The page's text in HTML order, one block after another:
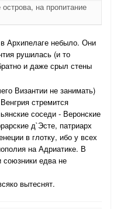
на пропитание
Архипелаге небыло. Они
рушилась (и то
и даже срыл стены
Византии не занимать)
стремится
соседи - Веронские
д`Эсте, патриарх
в глотку, ибо у всех
на Адриатике. В
союзники едва не
вытеснят.